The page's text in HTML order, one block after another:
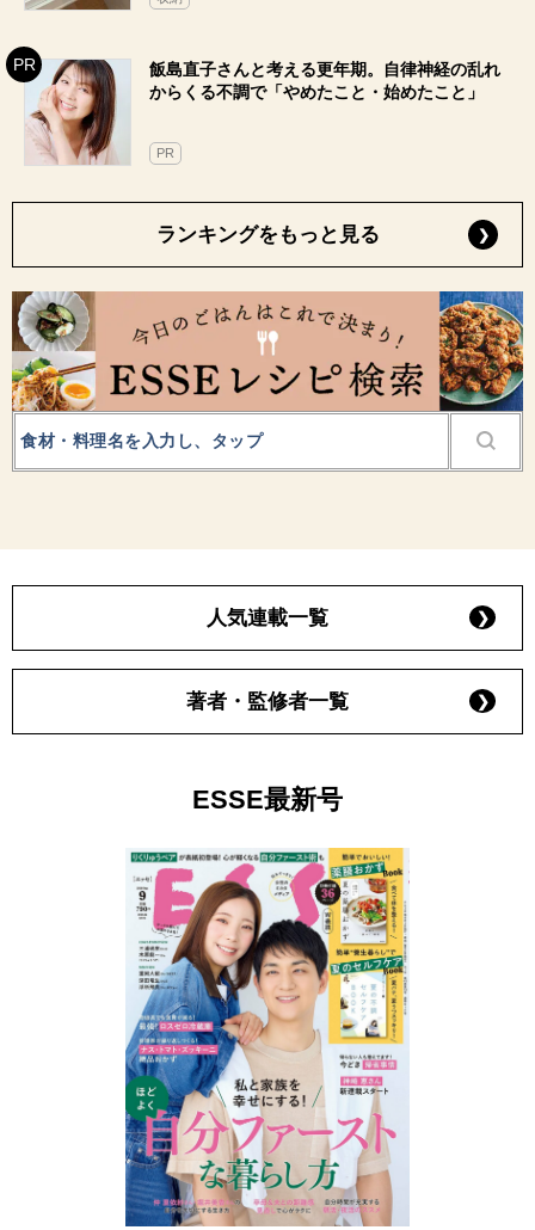
飯島直子さんと考える更年期。自律神経の乱れ
からくる不調で「やめたこと・始めたこと」
PR
ランキングをもっと見る
人気連載一覧
著者・監修者一覧
ESSE最新号